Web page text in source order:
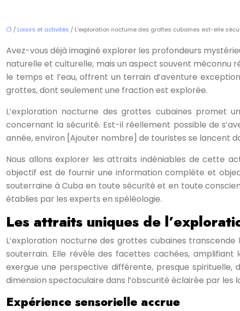
/ Loisirs et activités / L’exploration nocturne des grottes cubaines est-elle
Avez-vous déjà imaginé explorer les profondeurs
naturelle et culturelle, mais un aspect souvent méconnu
le temps et l’eau, offrent un terrain d’aventure
grottes, dont seulement une fraction est explorée.
L’exploration nocturne des grottes cubaines promet
concernant la sécurité. Est-il réellement possible de
année, environ [Ajouter nombre] de touristes se lancent
Nous allons explorer les attraits indéniables de cette
objectif est de fournir une information complète et
souterraine à Cuba en toute sécurité et en toute
établies par les experts en spéléologie.
Les attraits uniques de
L’exploration nocturne des grottes cubaines
souterrain. Elle révèle des facettes cachées,
exergue une perspective différente, presque spirituelle,
dimension spectaculaire dans l’obscurité éclairée par les
Expérience sensorielle accrue